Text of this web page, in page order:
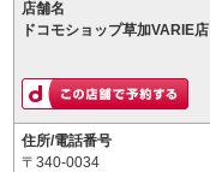
店舗名
ドコモショップ草加VARIE店
住所/電話番号
〒340-0034